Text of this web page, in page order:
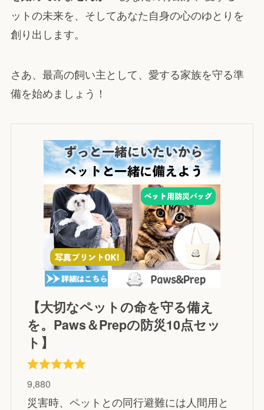
ットの未来を、そしてあなた自身の心のゆとりを
創り出します。
さあ、最高の飼い主として、愛する家族を守る準
備を始めましょう！
【大切なペットの命を守る備え
を。Paws＆Prepの防災10点セッ
ト】
9,880
災害時、ペットとの同行避難には人間用と